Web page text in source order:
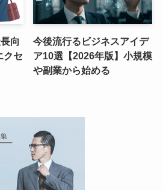
向
クセ
今後流行るビジネスアイデ
ア10選【2026年版】小規模
や副業から始める